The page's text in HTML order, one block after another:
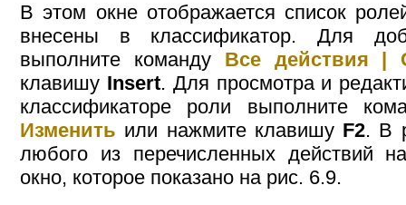
В этом окне отображается список
внесены в классификатор. Для
выполните команду Все действия |
клавишу Insert. Для просмотра и
классификаторе роли выполните
Изменить или нажмите клавишу F2. В
любого из перечисленных действий
окно, которое показано на рис. 6.9.